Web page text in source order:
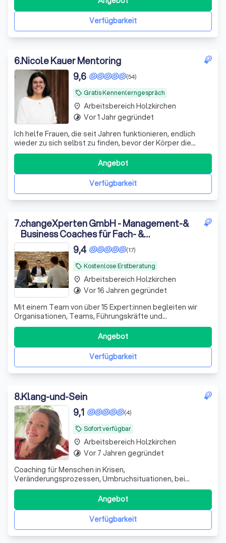
die spüren: Der Kampf gegen den eigenen Körper macht
nur müder. Und mehr Disziplin i
Verfügbarkeit
6.Nicole Kauer Mentoring
local_offer Gratis Kennenlerngespräch
(54)
9,6
Ich helfe Frauen, die seit Jahren funktionieren, endlich
wieder zu sich selbst zu finden, bevor der Körper die
Notbremse zieht. Mit Klarheit und Direktheit, raus aus dem
Verfügbarkeit
Angebot
place Arbeitsbereich Holzkirchen
timelapse Vor 1 Jahr gegründet
7.changeXperten GmbH - Management-&
Business Coaches für Fach- &
Führungskräfte
local_offer Kostenlose Erstberatung
(17)
9,4
Mit einem Team von über 15 Expert:innen begleiten wir
Organisationen, Teams, Führungskräfte und
Einzelpersonen seit rund 20 Jahren dabei, ihre
Veränderungs- und Entwicklungsziele schneller, gezielter
und nachhaltig zu erreichen. Mit unserem breit
aufgestelltem Team finden wir für jedes Ihrer Anliege
Verfügbarkeit
Angebot
place Arbeitsbereich Holzkirchen
timelapse Vor 16 Jahren gegründet
8.Klang-und-Sein
local_offer Sofort verfügbar
(4)
9,1
Coaching für Menschen in Krisen,
Veränderungsprozessen, Umbruchsituationen, bei
Überforderung, Ängsten, Schwierigkeiten in Beziehungen,
Trennungen, Selbstwertthemen und sonstigen
Herausforderungen.
Verfügbarkeit
Angebot
place Arbeitsbereich Holzkirchen
timelapse Vor 7 Jahren gegründet